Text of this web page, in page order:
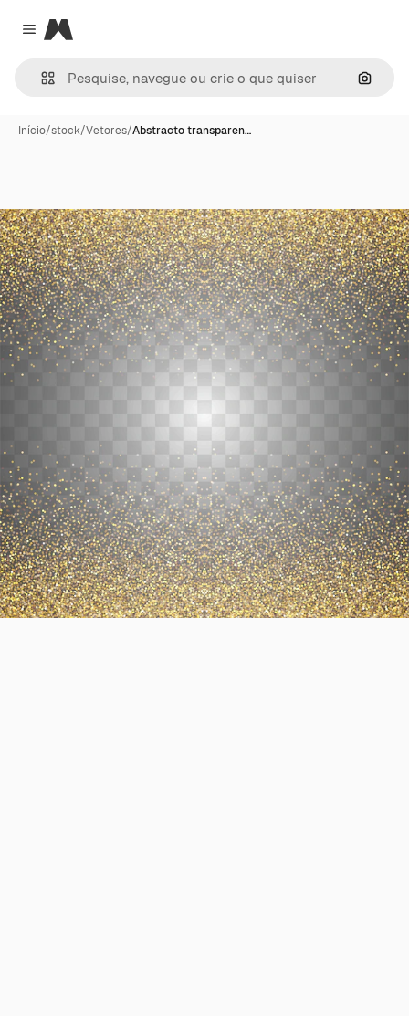
Close menu
Magnific
Início/stock/Vetores/Abstracto transparen…